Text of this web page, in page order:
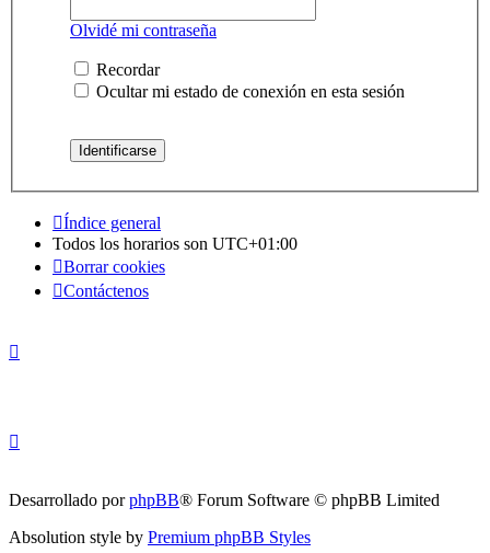
Olvidé mi contraseña
Recordar
Ocultar mi estado de conexión en esta sesión
Índice general
Todos los horarios son UTC+01:00
Borrar cookies
Contáctenos
Desarrollado porphpBB® Forum Software © phpBB Limited
Absolution style by Premium phpBB Styles